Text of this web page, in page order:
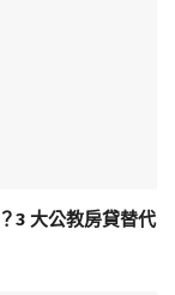
3 大公教房貸替代